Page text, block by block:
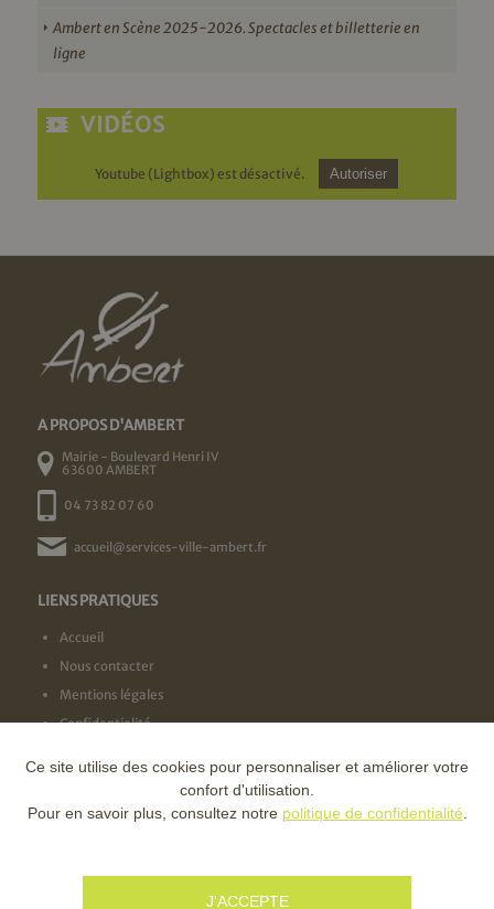
Ambert en Scène 2025-2026. Spectacles et billetterie en
ligne
VIDÉOS
Youtube (Lightbox) est désactivé. Autoriser
A PROPOS D'AMBERT
Mairie - Boulevard Henri IV
63600 AMBERT
04 73 82 07 60
accueil@services-ville-ambert.fr
LIENS PRATIQUES
Accueil
Nous contacter
Mentions légales
Confidentialité
NOS LABELS
Ce site utilise des cookies pour personnaliser et améliorer votre
confort d'utilisation.
Pour en savoir plus, consultez notre politique de confidentialité
J'ACCEPTE